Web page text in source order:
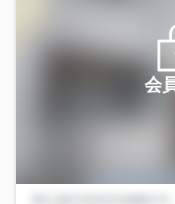
会